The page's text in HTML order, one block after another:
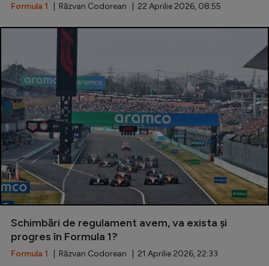
Formula 1 | Răzvan Codorean | 22 Aprilie 2026, 08:55
Schimbări de regulament avem, va exista și
progres în Formula 1?
Formula 1 | Răzvan Codorean | 21 Aprilie 2026, 22:33